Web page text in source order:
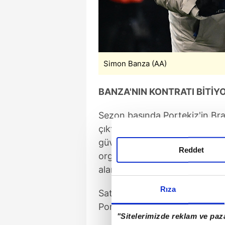
Rıza
"Sitelerimizde reklam ve
Reddet
Simon Banza (AA)
BANZA'NIN KONTRATI
Sezon başında Portekiz'in
çıktığı 26 karşılaşmada 19
güvenenleri mahcup etmedi.
organizasyon ve istikrar
alan Kongolu futbolcu için
Satın alma opsiyonu veya
Portekiz'e geri dönecek.